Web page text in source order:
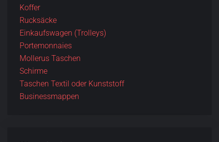
Koffer
Rucksäcke
Einkaufswagen (Trolleys)
Portemonnaies
Mollerus Taschen
Schirme
Taschen Textil oder Kunststoff
Businessmappen